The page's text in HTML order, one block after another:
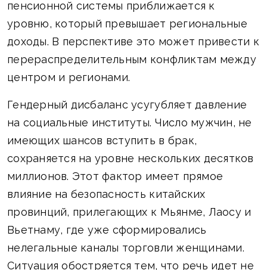
пенсионной системы приближается к
уровню, который превышает региональные
доходы. В перспективе это может привести к
перераспределительным конфликтам между
центром и регионами.
Гендерный дисбаланс усугубляет давление
на социальные институты. Число мужчин, не
имеющих шансов вступить в брак,
сохраняется на уровне нескольких десятков
миллионов. Этот фактор имеет прямое
влияние на безопасность китайских
провинций, прилегающих к Мьянме, Лаосу и
Вьетнаму, где уже сформировались
нелегальные каналы торговли женщинами.
Ситуация обостряется тем, что речь идет не